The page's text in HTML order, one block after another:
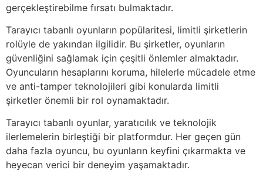
gerçekleştirebilme fırsatı bulmaktadır.
Tarayıcı tabanlı oyunların popülaritesi, limitli şirketlerin
rolüyle de yakından ilgilidir. Bu şirketler, oyunların
güvenliğini sağlamak için çeşitli önlemler almaktadır.
Oyuncuların hesaplarını koruma, hilelerle mücadele etme
ve anti-tamper teknolojileri gibi konularda limitli
şirketler önemli bir rol oynamaktadır.
Tarayıcı tabanlı oyunlar, yaratıcılık ve teknolojik
ilerlemelerin birleştiği bir platformdur. Her geçen gün
daha fazla oyuncu, bu oyunların keyfini çıkarmakta ve
heyecan verici bir deneyim yaşamaktadır.